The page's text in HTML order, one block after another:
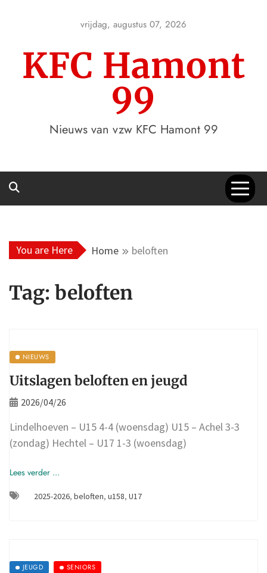
vrijdag, augustus 07, 2026
KFC Hamont
99
Nieuws van vzw KFC Hamont 99
You are Here Home beloften
Tag: beloften
NIEUWS
Uitslagen beloften en jeugd
2026/04/26
Lindelhoeven – U15 4-4 (woensdag) U15 – Achel 3-3
(zondag) Hechtel – U17 1-3 (woensdag)
Lees verder ...
2025-2026, beloften, u158, U17
JEUGD SENIORS